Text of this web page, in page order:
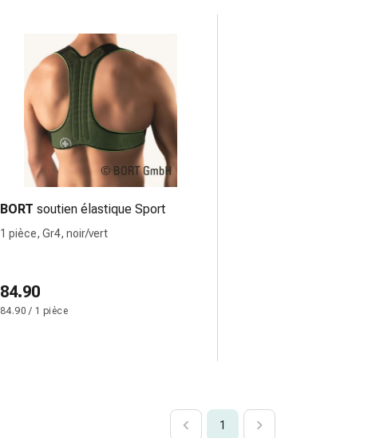
BORT soutien élastique Sport
1 pièce, Gr4, noir/vert
84.90
84.90 / 1 pièce
1